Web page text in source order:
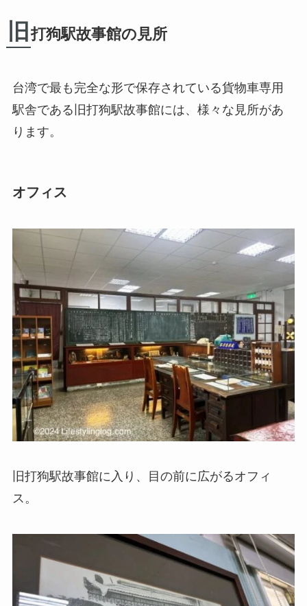
旧 打狗駅故事館の見所
台湾で最も完全な形で保存されている貨物車専用
駅舎である旧打狗駅故事館には、様々な見所があ
ります。
オフィス
旧打狗駅故事館に入り、目の前に広がるオフィ
ス。